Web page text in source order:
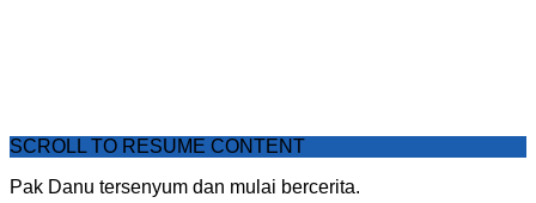
SCROLL TO RESUME CONTENT
Pak Danu tersenyum dan mulai bercerita.